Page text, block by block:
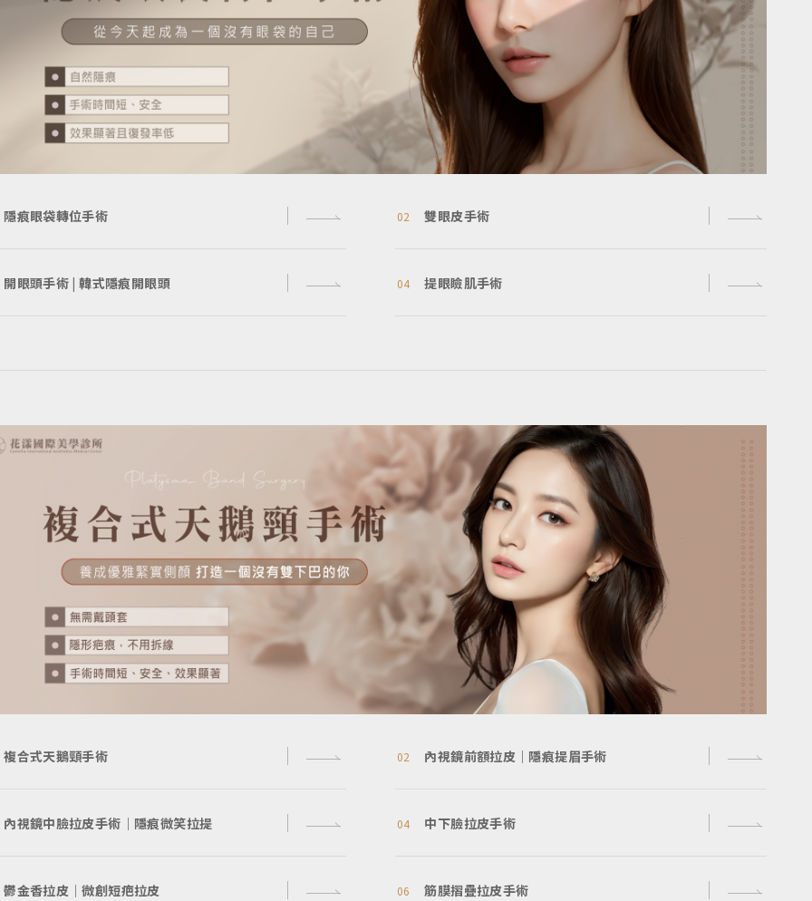
隱痕眼袋轉位手術 02 雙眼皮手術
開眼頭手術 | 韓式隱痕開眼頭 04 提眼瞼肌手術
複合式天鵝頸手術 02 內視鏡前額拉皮｜隱痕提眉手術
內視鏡中臉拉皮手術｜隱痕微笑拉提 04 中下臉拉皮手術
鬱金香拉皮｜微創短疤拉皮 06 筋膜摺疊拉皮手術